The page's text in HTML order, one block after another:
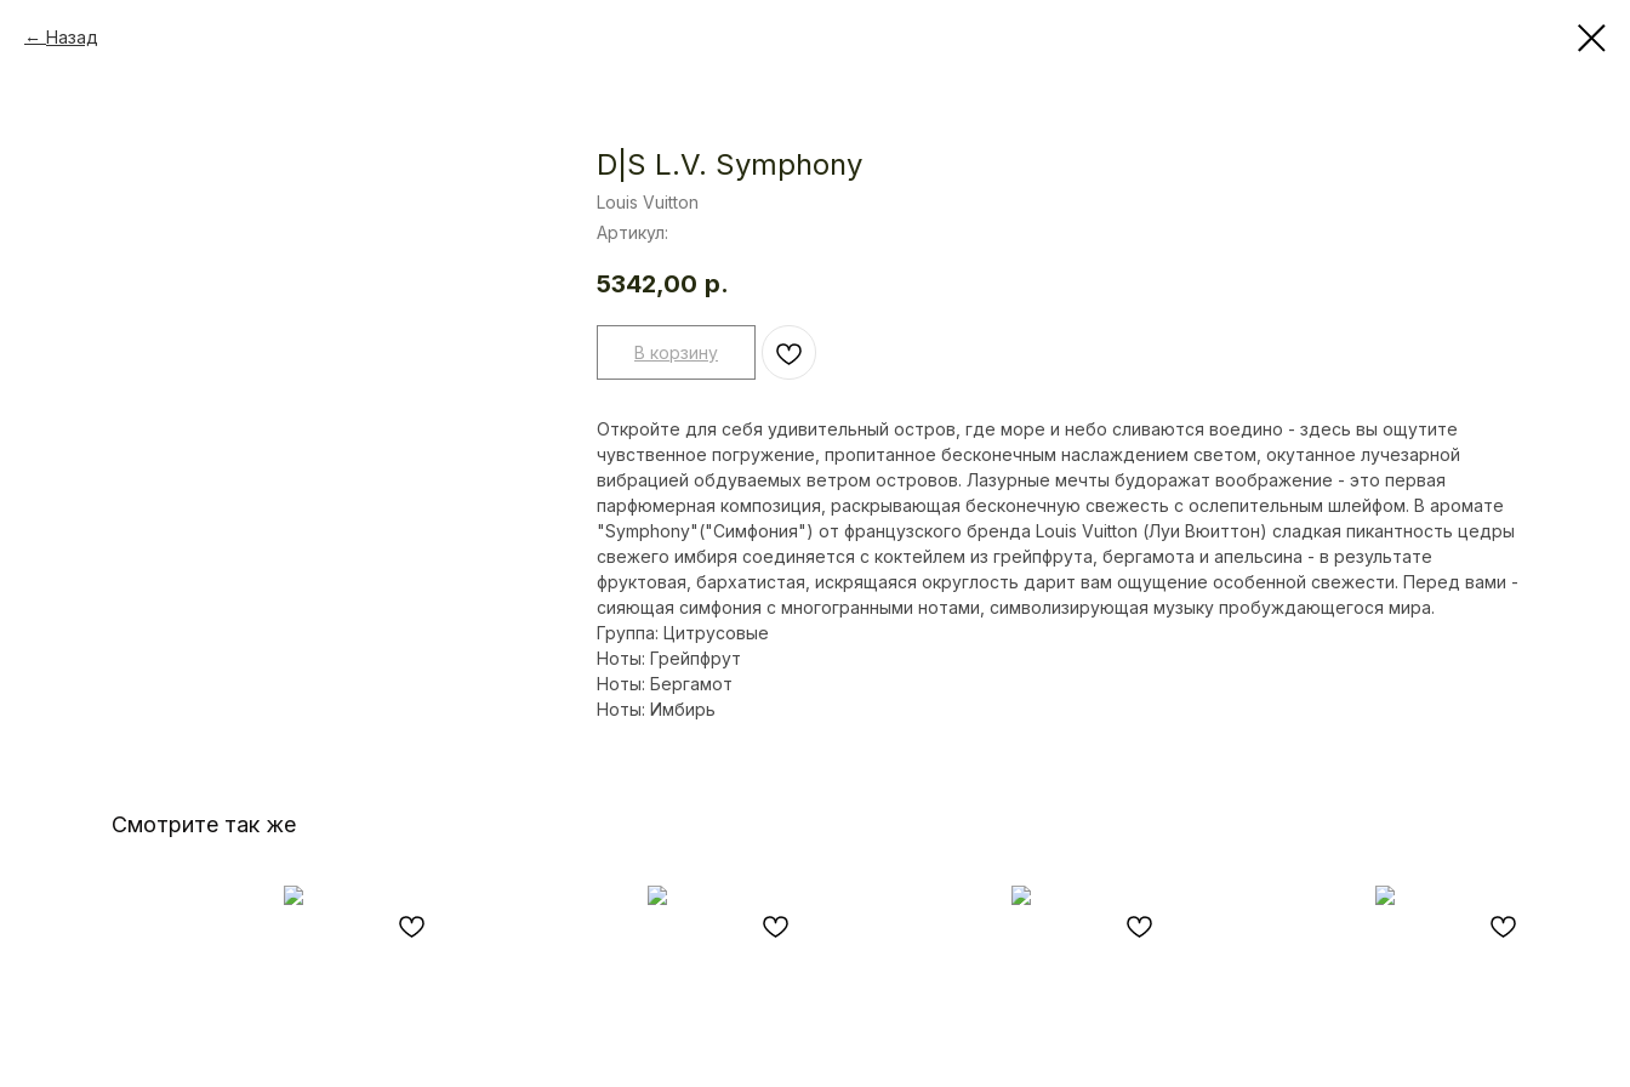
Назад
D|S L.V. Symphony
Louis Vuitton
Артикул:
5342,00 р.
В корзину
Откройте для себя удивительный остров, где море и небо сливаются воедино - здесь вы ощутите
чувственное погружение, пропитанное бесконечным наслаждением светом, окутанное лучезарной
вибрацией обдуваемых ветром островов. Лазурные мечты будоражат воображение - это первая
парфюмерная композиция, раскрывающая бесконечную свежесть с ослепительным шлейфом. В аромате
"Symphony"("Симфония") от французского бренда Louis Vuitton (Луи Вюиттон) сладкая пикантность цедры
свежего имбиря соединяется с коктейлем из грейпфрута, бергамота и апельсина - в результате
фруктовая, бархатистая, искрящаяся округлость дарит вам ощущение особенной свежести. Перед вами -
сияющая симфония с многогранными нотами, символизирующая музыку пробуждающегося мира.
Группа: Цитрусовые
Ноты: Грейпфрут
Ноты: Бергамот
Ноты: Имбирь
Смотрите так же